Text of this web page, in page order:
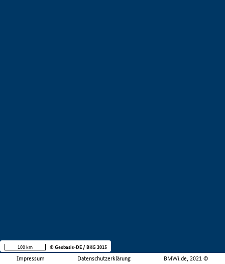
Impressum Datenschutzerklärung BMWi.de, 2021 ©
100 km © Geobasis-DE / BKG 2015